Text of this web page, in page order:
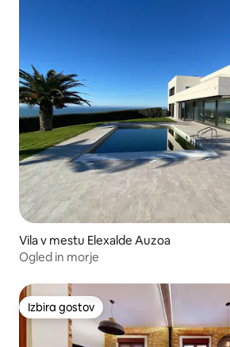
Vila v mestu Elexalde Auzoa
Ogled in morje
Izbira gostov
Izbira gostov